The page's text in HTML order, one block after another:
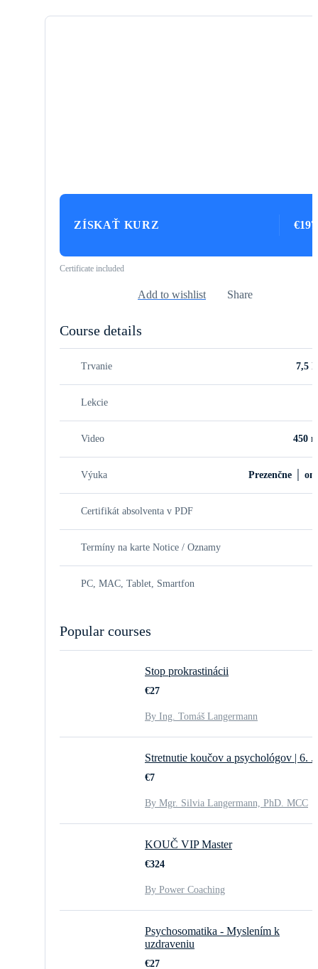
ZÍSKAŤ KURZ €197
Certificate included
Add to wishlist Share
Course details
Trvanie 7,5
Lekcie
Video 450
Výuka Prezenčne │
Certifikát absolventa v PDF
Termíny na karte Notice / Oznamy
PC, MAC, Tablet, Smartfon
Popular courses
Stop prokrastinácii
€27
By Ing. Tomáš Langermann
Stretnutie koučov a psychológov | 6.
€7
By Mgr. Silvia Langermann, PhD. MCC
KOUČ VIP Master
€324
By Power Coaching
Psychosomatika - Myslením k
uzdraveniu
€27